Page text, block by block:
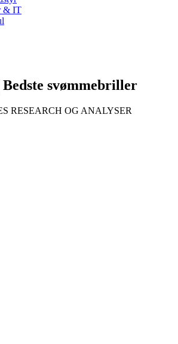
& IT
Bedste svømmebriller
RESEARCH OG ANALYSER